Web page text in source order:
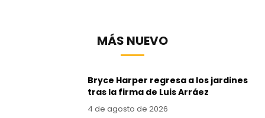
MÁS NUEVO
Bryce Harper regresa a los jardines
tras la firma de Luis Arráez
4 de agosto de 2026